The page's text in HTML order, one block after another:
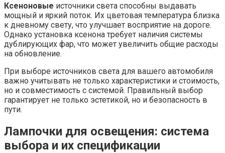
Ксеноновые источники света способны выдавать
мощный и яркий поток. Их цветовая температура близка
к дневному свету, что улучшает восприятие на дороге.
Однако установка ксенона требует наличия системы
дублирующих фар, что может увеличить общие расходы
на обновление.
При выборе источников света для вашего автомобиля
важно учитывать не только характеристики и стоимость,
но и совместимость с системой. Правильный выбор
гарантирует не только эстетикой, но и безопасность в
пути.
Лампочки для освещения: система
выбора и их спецификации